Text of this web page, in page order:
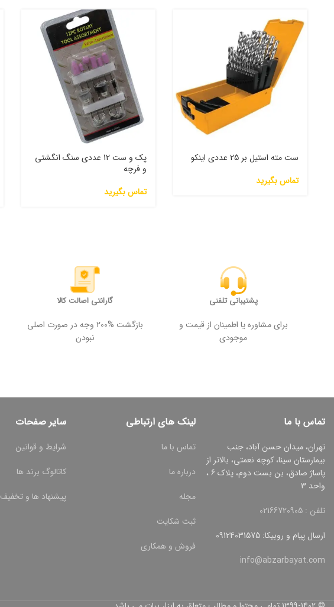
ست مته استیل بر 25 عددی اینکو
تماس بگیرید
پک و ست 12 عددی سنگ انگشتی
و فرچه
تماس بگیرید
پشتیبانی تلفنی
برای مشاوره یا اطمینان از قیمت و
موجودی
گارانتی اصالت کالا
بازگشت %200 وجه در صورت اصلی
نبودن
تماس با ما
تهران، میدان حسن آباد، جنب
بیمارستان سینا، کوچه نعمتی، بالاتر از
پاساژ صادق، بن بست دوم، پلاک 6 ،
واحد 3
تلفن : 02166720905
ارسال پیام و روبیکا: 09124031575
info@abzarbayat.com
لینک های ارتباطی
تماس با ما
درباره ما
مجله
ثبت شکایت
فروش و همکاری
سایر صفحات
شرایط و قوانین
کاتالوگ برند ها
پیشنهاد ها و